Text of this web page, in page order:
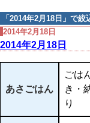
「 2014年2月18日 」で絞
2014年2月18日
2014年2月18日
あさごはん
ごは
き・
り